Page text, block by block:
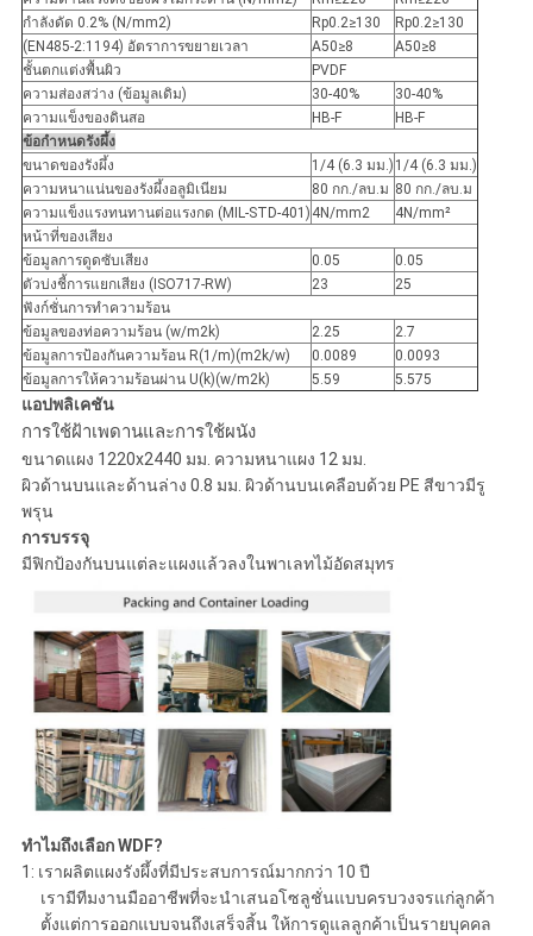
กำลังดัด 0.2% (N/mm2)
Rp0.2≥130
Rp0.2≥130
(EN485-2:1194) อัตราการขยายเวลา
A50≥8
A50≥8
ชั้นตกแต่งพื้นผิว
PVDF
ความส่องสว่าง (ข้อมูลเดิม)
30-40%
30-40%
ความแข็งของดินสอ
HB-F
HB-F
ข้อกำหนดรังผึ้ง
ขนาดของรังผึ้ง
1/4 (6.3 มม.) 1/4 (6.3 มม.)
ความหนาแน่นของรังผึ้งอลูมิเนียม
80 กก./ลบ.ม 80 กก./ลบ.ม
ความแข็งแรงทนทานต่อแรงกด (MIL-STD-401) 4N/mm2
4N/mm²
หน้าที่ของเสียง
ข้อมูลการดูดซับเสียง
0.05
0.05
ตัวบ่งชี้การแยกเสียง (ISO717-RW)
23
25
ฟังก์ชั่นการทำความร้อน
ข้อมูลของท่อความร้อน (w/m2k)
2.25
2.7
ข้อมูลการป้องกันความร้อน R(1/m)(m2k/w)
0.0089
0.0093
ข้อมูลการให้ความร้อนผ่าน U(k)(w/m2k)
5.59 5.575
แอปพลิเคชัน
การใช้ฝ้าเพดานและการใช้ผนัง
ขนาดแผง 1220x2440 มม. ความหนาแผง 12 มม.
ผิวด้านบนและด้านล่าง 0.8 มม. ผิวด้านบนเคลือบด้วย PE สีขาวมีรู
พรุน
การบรรจุ
มีฟิกป้องกันบนแต่ละแผงแล้วลงในพาเลทไม้อัดสมุทร
ทำไมถึงเลือก WDF?
1: เราผลิตแผงรังผึ้งที่มีประสบการณ์มากกว่า 10 ปี
เรามีทีมงานมืออาชีพที่จะนำเสนอโซลูชั่นแบบครบวงจรแก่ลูกค้า
ตั้งแต่การออกแบบจนถึงเสร็จสิ้น ให้การดูแลลูกค้าเป็นรายบุคคล